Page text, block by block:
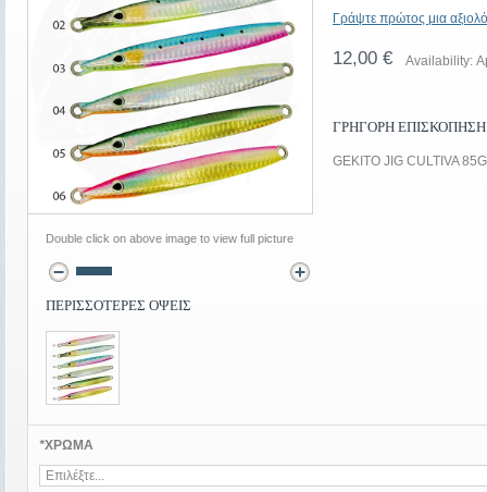
Γράψτε πρώτος μια
12,00 € Availability:
ΓΡΉΓΟΡΗ ΕΠΙΣΚΌΠΗΣΗ
GEKITO JIG CULTIVA
Double click on above image to view full picture
ΠΕΡΙΣΣΟΤΕΡΕΣ ΟΨΕΙΣ
*ΧΡΩΜΑ